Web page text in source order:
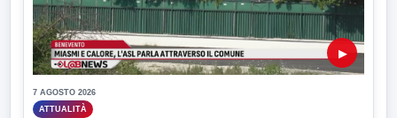
▶
7 AGOSTO 2026
ATTUALITÀ